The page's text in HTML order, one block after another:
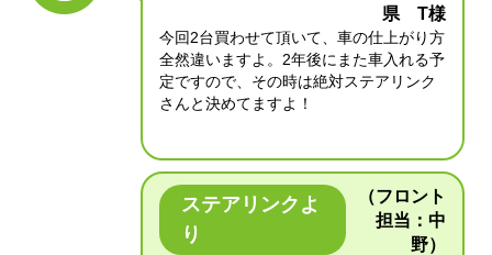
県 T様
今回2台買わせて頂いて、車の仕上がり方
全然違いますよ。2年後にまた車入れる予
定ですので、その時は絶対ステアリンク
さんと決めてますよ！
ステアリンクよ
り
（フロント
担当：中
野）